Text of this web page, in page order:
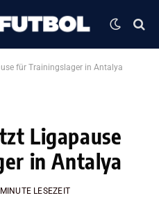
für Trainingslager in Antalya
Ligapause
in Antalya
LESEZEIT